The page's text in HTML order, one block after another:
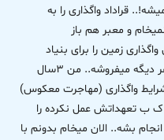
قراداد واگذاری را به
و معبر هم باز
زمین را برای بنیاد
مسکن واریز میکنه. و زمین را ب یک نفر دیگه میفروشه.. من 3سال
واگذاری (مهاجرت معکوس)
ب تعهداتش عمل نکرده را
بشه.. الان میخام بدونم با